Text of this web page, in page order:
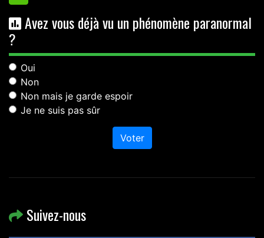
Avez vous déjà vu un phénomène paranormal
?
Oui
Non
Non mais je garde espoir
Je ne suis pas sûr
Voter
Suivez-nous